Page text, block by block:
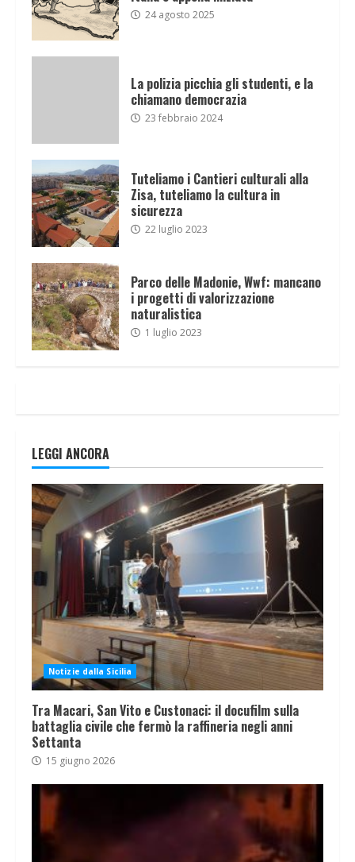
24 agosto 2025
La polizia picchia gli studenti, e la
chiamano democrazia
23 febbraio 2024
Tuteliamo i Cantieri culturali alla
Zisa, tuteliamo la cultura in
sicurezza
22 luglio 2023
Parco delle Madonie, Wwf: mancano
i progetti di valorizzazione
naturalistica
1 luglio 2023
LEGGI ANCORA
Notizie dalla Sicilia
Tra Macari, San Vito e Custonaci: il docufilm sulla
battaglia civile che fermò la raffineria negli anni
Settanta
15 giugno 2026